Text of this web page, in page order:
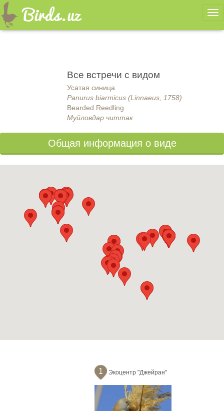
Все встречи с видом
Усатая синица
Panurus biarmicus (Linnaeus, 1758)
Bearded Reedling
Муйловдар читтак
Общая информация о виде
1 Экоцентр "Джейран"